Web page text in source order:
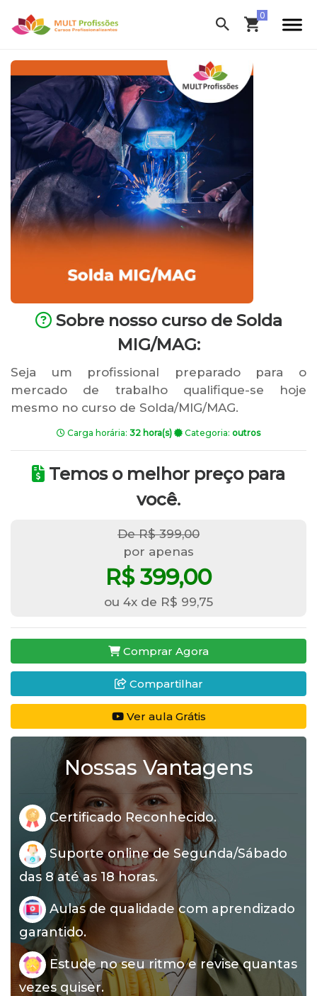
Sobre nosso curso de Solda
MIG/MAG:
Seja um profissional preparado para o
mercado de trabalho qualifique-se hoje
mesmo no curso de Solda/MIG/MAG.
Carga horária: 32 hora(s) Categoria: outros
Temos o melhor preço para
você.
De R$ 399,00
por apenas
R$ 399,00
ou 4x de R$ 99,75
Comprar Agora
Compartilhar
Ver aula Grátis
Nossas Vantagens
Certificado Reconhecido.
Suporte online de Segunda/Sábado
das 8 até as 18 horas.
Aulas de qualidade com aprendizado
garantido.
Estude no seu ritmo e revise quantas
vezes quiser.